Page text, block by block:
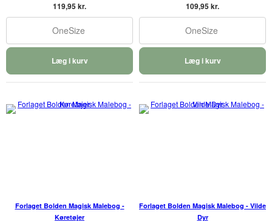
119,95 kr.
OneSize
Læg i kurv
109,95 kr.
OneSize
Læg i kurv
Forlaget Bolden Magisk Malebog -
Køretøjer
Forlaget Bolden Magisk Malebog - Vilde
Dyr